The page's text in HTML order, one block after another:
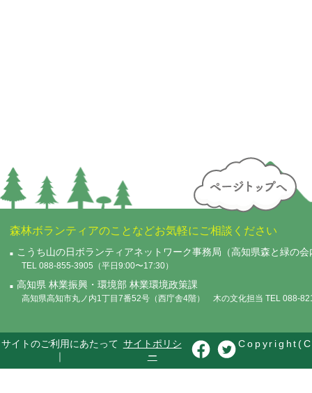
森林ボランティアのことなどお気軽にご相談ください
こうち山の日ボランティアネットワーク事務局（高知県森と緑の会
TEL 088-855-3905（平日9:00〜17:30）
高知県 林業振興・環境部 林業環境政策課
高知県高知市丸ノ内1丁目7番52号（西庁舎4階） 木の文化担当 TEL 088-
サイトのご利用にあたって
｜
サイトポリシ
ー